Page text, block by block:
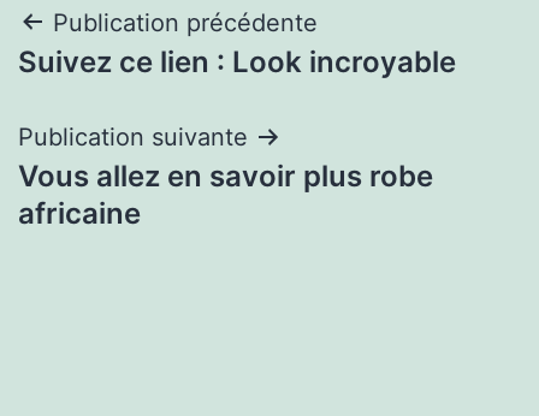
Navigation
de
l’article
Publication précédente
Suivez ce lien : Look incroyable
Publication suivante
Vous allez en savoir plus robe
africaine